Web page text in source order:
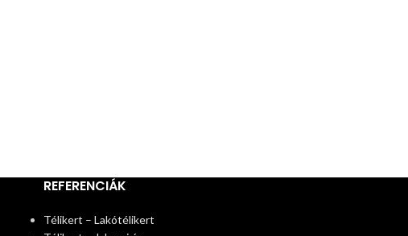
REFERENCIÁK
Télikert – Lakótélikert